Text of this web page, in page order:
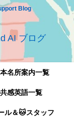
Blog
AI ブログ
名所案内一覧
感英語一覧
ル＆🐱スタッフ